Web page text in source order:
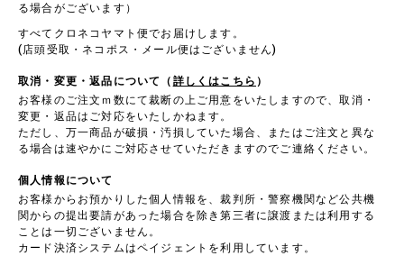
る場合がございます）
すべてクロネコヤマト便でお届けします。
(店頭受取・ネコポス・メール便はございません)
取消・変更・返品について（ 詳しくはこちら ）
お客様のご注文ｍ数にて裁断の上ご用意をいたしますので、取消・
変更・返品はご対応をいたしかねます。
ただし、万一商品が破損・汚損していた場合、またはご注文と異な
る場合は速やかにご対応させていただきますのでご連絡ください。
個人情報について
お客様からお預かりした個人情報を、裁判所・警察機関など公共機
関からの提出要請があった場合を除き第三者に譲渡または利用する
ことは一切ございません。
カード決済システムはペイジェントを利用しています。